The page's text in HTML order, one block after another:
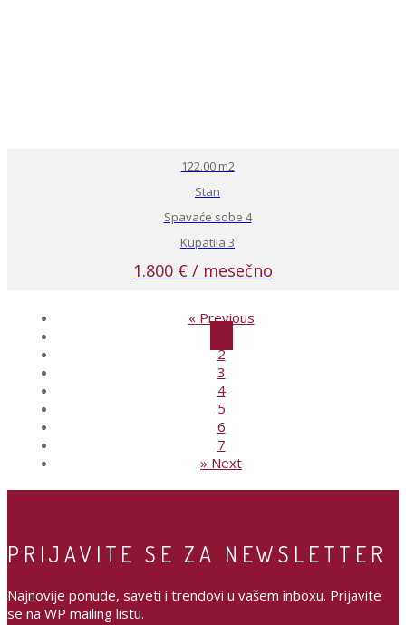
122.00 m2
Stan
Spavaće sobe 4
Kupatila 3
1.800 € / mesečno
« Previous
2
3
4
5
6
7
» Next
PRIJAVITE SE ZA NEWSLETTER
Najnovije ponude, saveti i trendovi u vašem inboxu. Prijavite
se na WP mailing listu.